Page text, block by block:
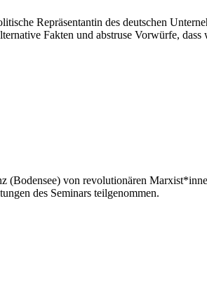
Repräsentantin des deutschen
Fakten und abstruse Vorwürfe,
(Bodensee) von revolutionären
des Seminars teilgenommen.